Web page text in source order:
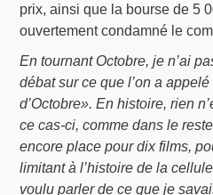
prix, ainsi que la bourse de 5
ouvertement condamné le
En tournant Octobre, je n’ai
débat sur ce que l’on a
d’Octobre». En histoire, rien
ce cas-ci, comme dans le
encore place pour dix films,
limitant à l’histoire de la
voulu parler de ce que je